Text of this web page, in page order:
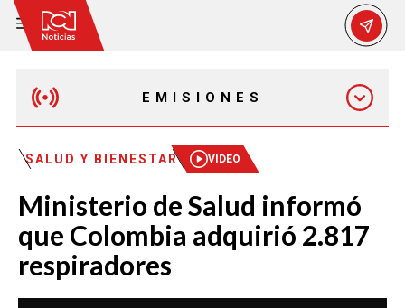
EMISIONES
MAÑANA EXPRESS
EMISIÓN 12:30 PM
EMISIÓN 7:00 PM
SALUD Y BIENESTAR VIDEO
Ministerio de Salud informó
que Colombia adquirió 2.817
respiradores